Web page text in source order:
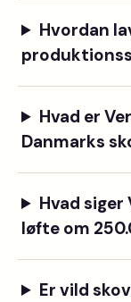
Hvordan
Hvad er
Danmarks
Hvad
løfte om
Er vild